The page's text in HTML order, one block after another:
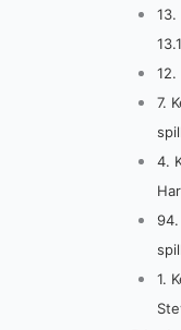
12.
7.
4.
94.
1.